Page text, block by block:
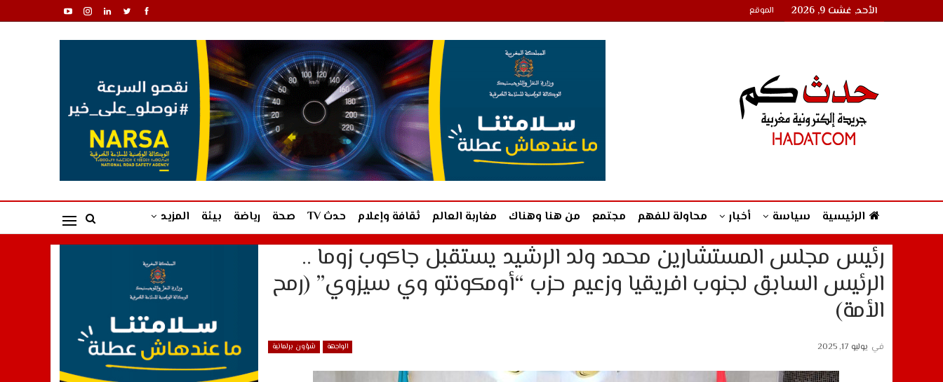
الأحد, غشت 9, 2026 الموقع
الرئيسية سياسة أخبار محاولة للفهم مجتمع من هنا وهناك مغاربة العالم ثقافة وإعلام حدث TV صحة رياضة بيئة المزيد
رئيس مجلس المستشارين محمد ولد الرشيد يستقبل جاكوب زوما ..
الرئيس السابق لجنوب افريقيا وزعيم حزب “أومكونتو وي سيزوي” (رمح
الأمة)
الواجهة شؤون برلمانية في يوليو 17, 2025